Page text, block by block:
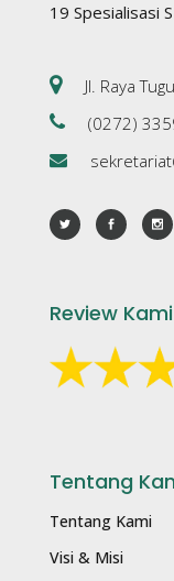
19 Spesialisasi
Jl. Raya
(0272)
Review Kami
Tentang
Tentang Kami
Visi & Misi